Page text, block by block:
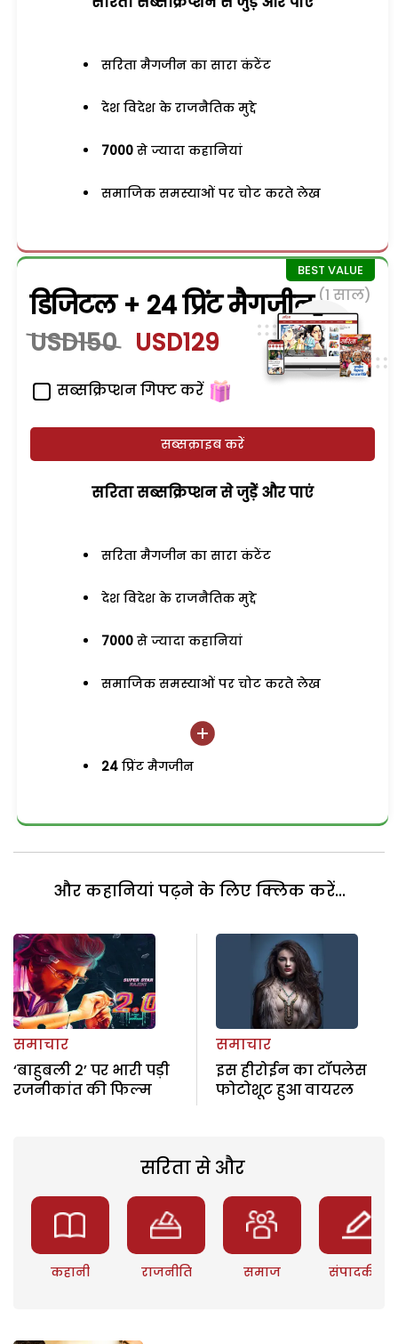
सरिता मैगजीन का सारा कंटेंट
देश विदेश के राजनैतिक मुद्दे
7000 से ज्यादा कहानियां
समाजिक समस्याओं पर चोट करते लेख
डिजिटल + 24 प्रिंट मैगजीन (1 साल)
USD150 USD129
सब्सक्रिप्शन गिफ्ट करें
सब्सक्राइब करें
सरिता सब्सक्रिप्शन से जुड़ेें और पाएं
सरिता मैगजीन का सारा कंटेंट
देश विदेश के राजनैतिक मुद्दे
7000 से ज्यादा कहानियां
समाजिक समस्याओं पर चोट करते लेख
24 प्रिंट मैगजीन
और कहानियां पढ़ने के लिए क्लिक करें...
समाचार
‘बाहुबली 2’ पर भारी पड़ी
रजनीकांत की फिल्म
समाचार
इस हीरोईन का टॉपलेस
फोटोशूट हुआ वायरल
सरिता से और
कहानी राजनीति समाज संपादकीय